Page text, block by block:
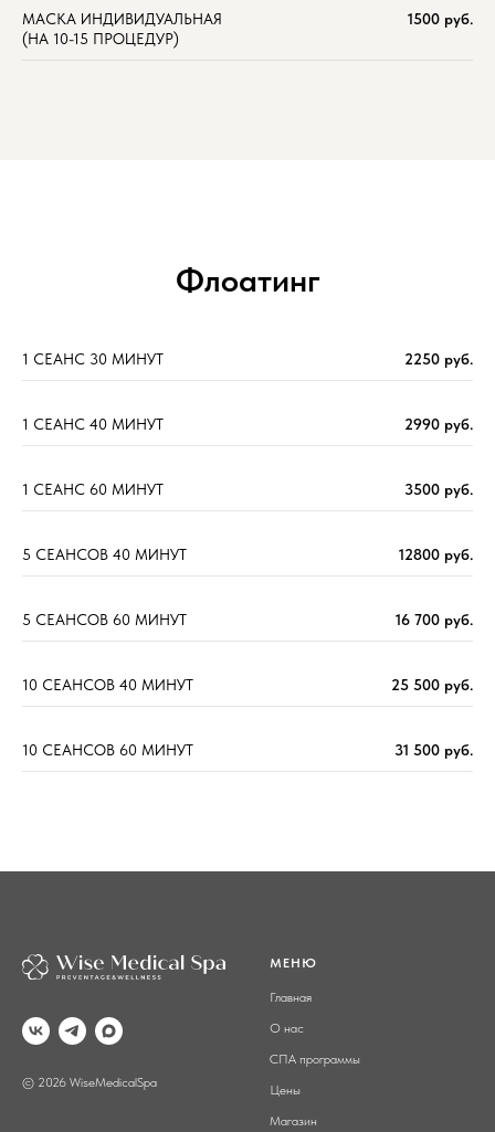
МАСКА ИНДИВИДУАЛЬНАЯ
(НА 10-15 ПРОЦЕДУР)
1500 руб.
Флоатинг
1 СЕАНС 30 МИНУТ 2250 руб.
1 СЕАНС 40 МИНУТ 2990 руб.
1 СЕАНС 60 МИНУТ 3500 руб.
5 СЕАНСОВ 40 МИНУТ 12800 руб.
5 СЕАНСОВ 60 МИНУТ 16 700 руб.
10 СЕАНСОВ 40 МИНУТ 25 500 руб.
10 СЕАНСОВ 60 МИНУТ 31 500 руб.
© 2026 WiseMedicalSpa
МЕНЮ
Главная
О нас
СПА программы
Цены
Магазин